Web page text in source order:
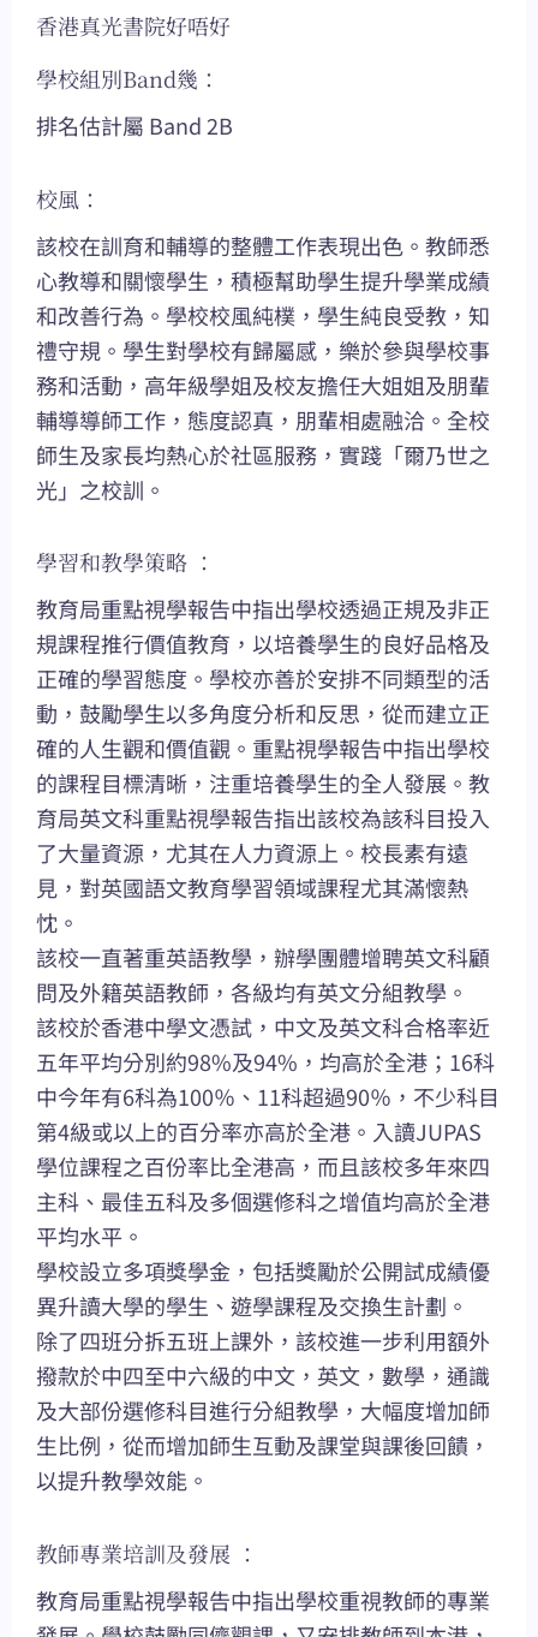
香港真光書院好唔好
學校組別Band幾：
排名估計屬 Band 2B
校風：
該校在訓育和輔導的整體工作表現出色。教師悉
心教導和關懷學生，積極幫助學生提升學業成績
和改善行為。學校校風純樸，學生純良受教，知
禮守規。學生對學校有歸屬感，樂於參與學校事
務和活動，高年級學姐及校友擔任大姐姐及朋輩
輔導導師工作，態度認真，朋輩相處融洽。全校
師生及家長均熱心於社區服務，實踐「爾乃世之
光」之校訓。
學習和教學策略 ：
教育局重點視學報告中指出學校透過正規及非正
規課程推行價值教育，以培養學生的良好品格及
正確的學習態度。學校亦善於安排不同類型的活
動，鼓勵學生以多角度分析和反思，從而建立正
確的人生觀和價值觀。重點視學報告中指出學校
的課程目標清晰，注重培養學生的全人發展。教
育局英文科重點視學報告指出該校為該科目投入
了大量資源，尤其在人力資源上。校長素有遠
見，對英國語文教育學習領域課程尤其滿懷熱
忱。
該校一直著重英語教學，辦學團體增聘英文科顧
問及外籍英語教師，各級均有英文分組教學。
該校於香港中學文憑試，中文及英文科合格率近
五年平均分別約98%及94%，均高於全港；16科
中今年有6科為100％、11科超過90％，不少科目
第4級或以上的百分率亦高於全港。入讀JUPAS
學位課程之百份率比全港高，而且該校多年來四
主科、最佳五科及多個選修科之增值均高於全港
平均水平。
學校設立多項獎學金，包括獎勵於公開試成績優
異升讀大學的學生、遊學課程及交換生計劃。
除了四班分拆五班上課外，該校進一步利用額外
撥款於中四至中六級的中文，英文，數學，通識
及大部份選修科目進行分組教學，大幅度增加師
生比例，從而增加師生互動及課堂與課後回饋，
以提升教學效能。
教師專業培訓及發展 ：
教育局重點視學報告中指出學校重視教師的專業